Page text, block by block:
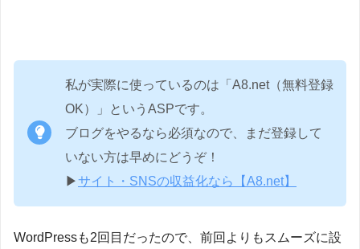
私が実際に使っているのは「A8.net（無料登録
OK）」というASPです。
ブログをやるなら必須なので、まだ登録して
いない方は早めにどうぞ！
▶サイト・SNSの収益化なら【A8.net】
WordPressも2回目だったので、前回よりもスムーズに設